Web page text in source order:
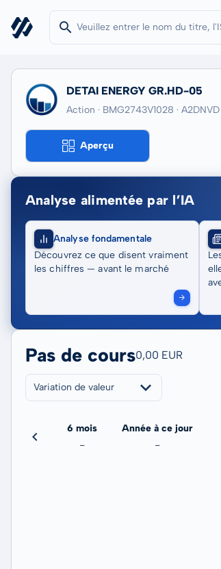
DETAI ENERGY GR.HD-05
Action · BMG2743V1028 · A2DNVD
Aperçu
Analyse alimentée par l’IA
Analyse fondamentale
Découvrez ce que disent vraiment
les chiffres — avant le marché
Pas de cours0,00 EUR
Variation de valeur
6 mois
-
Année à ce jour
-